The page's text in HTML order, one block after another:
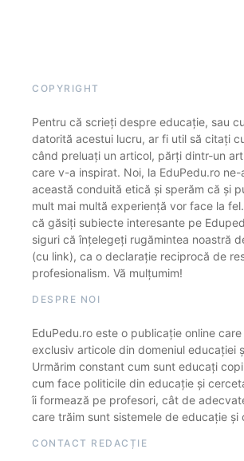
COPYRIGHT
Pentru că scrieți despre educație, sau
datorită acestui lucru, ar fi util să citați
când preluați un articol, părți dintr-un
care v-a inspirat. Noi, la EduPedu.ro ne-
această conduită etică și sperăm că și
mult mai multă experiență vor face la
că găsiți subiecte interesante pe
siguri că înțelegeți rugămintea noastră
(cu link), ca o declarație reciprocă de
profesionalism. Vă mulțumim!
DESPRE NOI
EduPedu.ro este o publicație online
exclusiv articole din domeniul educației
Urmărim constant cum sunt educați
cum face politicile din educație și
îi formează pe profesori, cât de
care trăim sunt sistemele de educație și
CONTACT REDACȚIE